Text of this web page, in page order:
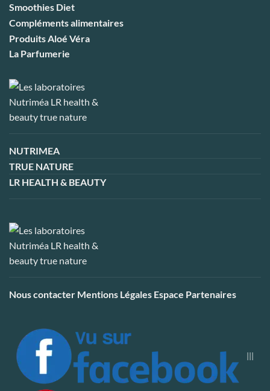
Smoothies Diet
Compléments alimentaires
Produits Aloé Véra
La Parfumerie
NUTRIMEA
TRUE NATURE
LR HEALTH & BEAUTY
Nous contacter Mentions Légales Espace Partenaires
|||